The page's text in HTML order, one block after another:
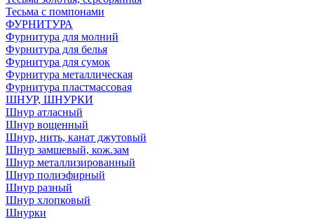
Тесьма с помпонами
ФУРНИТУРА
Фурнитура для молний
Фурнитура для белья
Фурнитура для сумок
Фурнитура металлическая
Фурнитура пластмассовая
ШНУР, ШНУРКИ
Шнур атласный
Шнур вощенный
Шнур, нить, канат джутовый
Шнур замшевый, кож.зам
Шнур металлизированный
Шнур полиэфирный
Шнур разный
Шнур хлопковый
Шнурки